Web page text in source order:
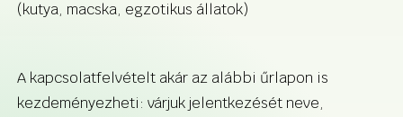
(kutya, macska, egzotikus állatok)
A kapcsolatfelvételt akár az alábbi űrlapon is
kezdeményezheti: várjuk jelentkezését neve,